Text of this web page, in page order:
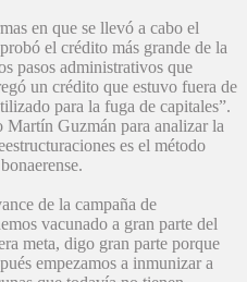
en que se llevó a cabo el
el crédito más grande de la
pasos administrativos que
un crédito que estuvo fuera de
para la fuga de capitales”.
Guzmán para analizar la
es el método
de la campaña de
vacunado a gran parte del
meta, digo gran parte porque
empezamos a inmunizar a